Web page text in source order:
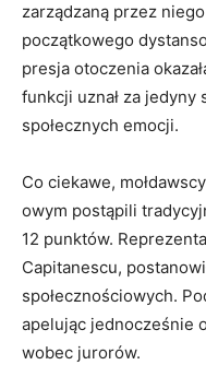
zarządzaną przez
początkowego
presja otoczenia
funkcji uznał za
społecznych emocji.
Co ciekawe,
owym postąpili
12 punktów.
Capitanescu,
społecznościowych.
apelując jednocześnie
wobec jurorów.